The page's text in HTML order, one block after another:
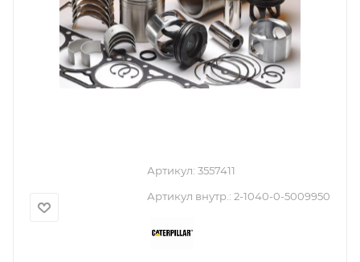
Артикул: 3557411
Артикул внутр.: 2-1040-0-5009950